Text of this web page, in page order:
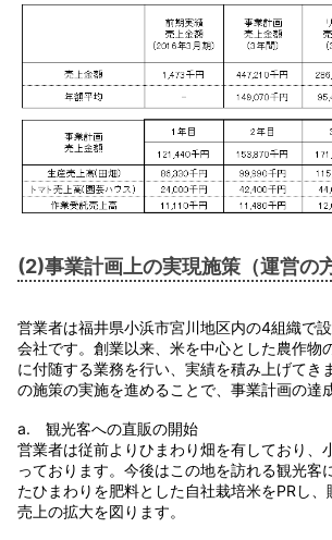
(2)事業計画上の実現施策（運営の
営業者は福井県小浜市宮川地区内の4組織で
会社です。創業以来、米を中心とした農作物
に付随する業務を行い、実績を積み上げてき
の施策の実施を進めることで、事業計画の達
a. 観光客への直販の開始
営業者は従前よりひまわり畑を有しており、
っております。今後はこの地を訪れる観光客
たひまわりを肥料とした自社栽培米をPRし
売上の拡大を図ります。